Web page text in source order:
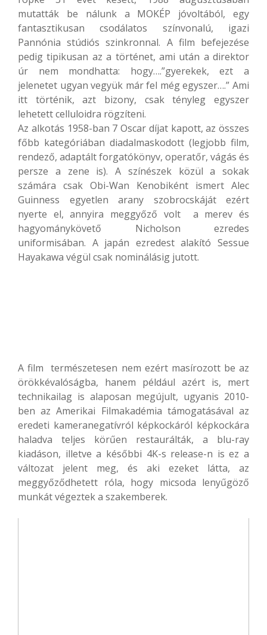
mutatták be nálunk a MOKÉP jóvoltából, egy
fantasztikusan csodálatos színvonalú, igazi
Pannónia stúdiós szinkronnal. A film befejezése
pedig tipikusan az a történet, ami után a direktor
úr nem mondhatta: hogy….”gyerekek, ezt a
jelenetet ugyan vegyük már fel még egyszer….” Ami
itt történik, azt bizony, csak tényleg egyszer
lehetett celluloidra rögzíteni.
Az alkotás 1958-ban 7 Oscar díjat kapott, az összes
főbb kategóriában diadalmaskodott (legjobb film,
rendező, adaptált forgatókönyv, operatőr, vágás és
persze a zene is). A színészek közül a sokak
számára csak Obi-Wan Kenobiként ismert Alec
Guinness egyetlen arany szobrocskáját ezért
nyerte el, annyira meggyőző volt a merev és
hagyománykövető Nicholson ezredes
uniformisában. A japán ezredest alakító Sessue
Hayakawa végül csak nominálásig jutott.
A film természetesen nem ezért masírozott be az
örökkévalóságba, hanem például azért is, mert
technikailag is alaposan megújult, ugyanis 2010-
ben az Amerikai Filmakadémia támogatásával az
eredeti kameranegatívról képkockáról képkockára
haladva teljes körűen restaurálták, a blu-ray
kiadáson, illetve a későbbi 4K-s release-n is ez a
változat jelent meg, és aki ezeket látta, az
meggyőződhetett róla, hogy micsoda lenyűgöző
munkát végeztek a szakemberek.